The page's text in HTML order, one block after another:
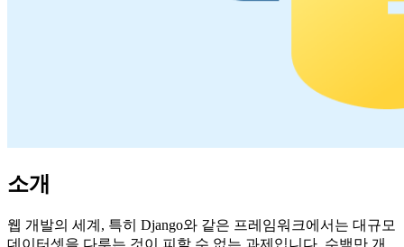
소개
웹 개발의 세계, 특히 Django와 같은 프레임워크에서는 대규모
데이터셋을 다루는 것이 피할 수 없는 과제입니다. 수백만 개